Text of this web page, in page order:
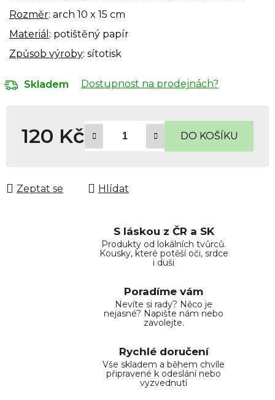
Rozměr: arch 10 x 15 cm
Materiál : potištěný papír
Způsob výroby: sítotisk
Skladem Dostupnost na prodejnách?
120 Kč DO KOŠÍKU
Zeptat se Hlídat
S láskou z ČR a SK
Produkty od lokálních tvůrců.
Kousky, které potěší oči, srdce
i duši
Poradíme vám
Nevíte si rady? Něco je
nejasné? Napište nám nebo
zavolejte.
Rychlé doručení
Vše skladem a během chvíle
připravené k odeslání nebo
vyzvednutí